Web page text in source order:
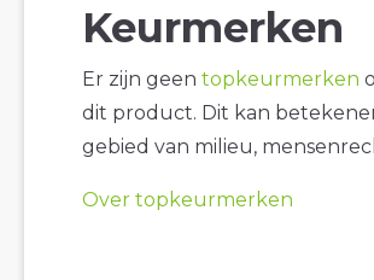
Keurmerken
Er zijn geen topkeurmerken
dit product. Dit kan
gebied van milieu,
Over topkeurmerken